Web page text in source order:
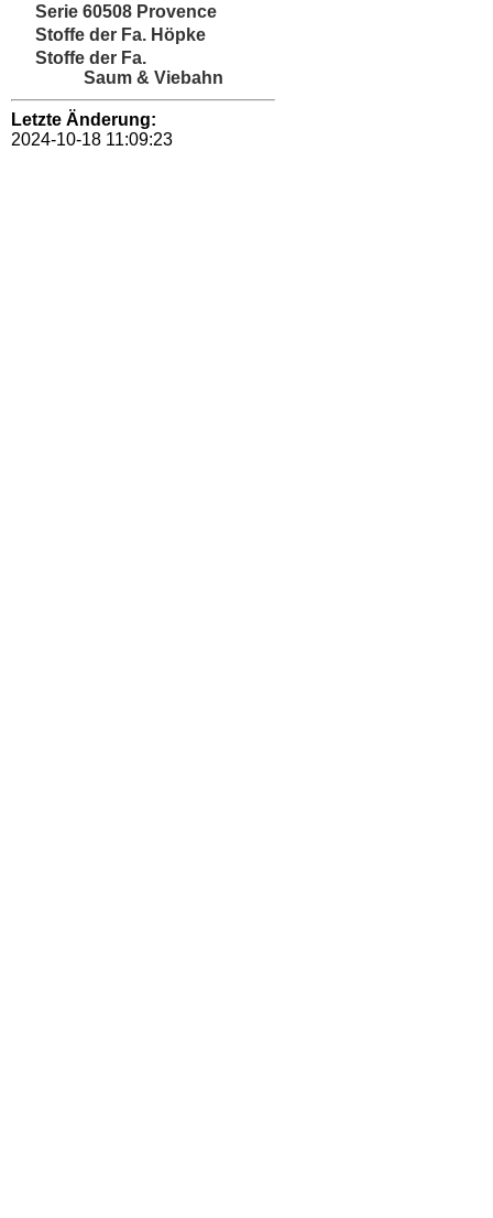
Serie 60508 Provence
Stoffe der Fa. Höpke
Stoffe der Fa.
Saum & Viebahn
Letzte Änderung:
2024-10-18 11:09:23